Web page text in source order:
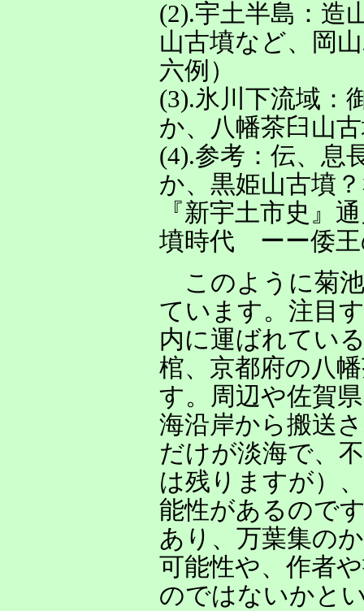
(2).宇土半島：造
山古墳など、岡
六例）
(3).氷川下流域：
か、八幡茶臼山
(4).参考：伝、息
か、黒姫山古墳
『新宇土市史』
墳時代 ーー倭王
このように菊
ています。注目
内に運ばれてい
棺、京都府の八
す。周辺や佐賀
海沿岸から搬送
だけが淡海で、
は残りますが）
能性があるので
あり、万葉集の
可能性や、作者
のではないかと